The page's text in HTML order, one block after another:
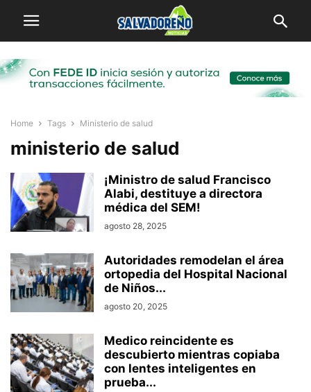
Home Tags Ministerio de salud
ministerio de salud
¡Ministro de salud Francisco
Alabi, destituye a directora
médica del SEM!
agosto 28, 2025
Autoridades remodelan el área
ortopedia del Hospital Nacional
de Niños...
agosto 20, 2025
Medico reincidente es
descubierto mientras copiaba
con lentes inteligentes en
prueba...